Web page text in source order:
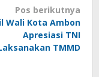
Pos berikutnya
Wali Kota Ambon
Apresiasi TNI
TMMD